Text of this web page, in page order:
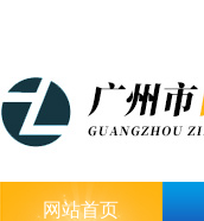
网站首页